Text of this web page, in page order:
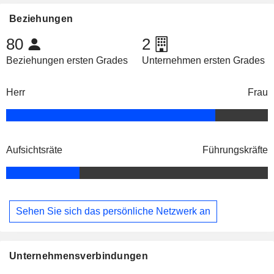
Beziehungen
80
Beziehungen ersten Grades
2
Unternehmen ersten Grades
Herr Frau
Aufsichtsräte Führungskräfte
Sehen Sie sich das persönliche Netzwerk an
Unternehmensverbindungen